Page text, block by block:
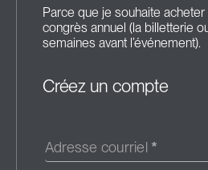
Parce que je souhaite
congrès annuel (la billetterie
semaines avant l’événement).
Créez un compte
Adresse courriel *